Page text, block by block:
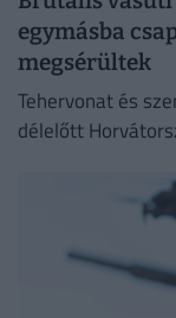
egymásba
megsérültek
Tehervonat és
délelőtt